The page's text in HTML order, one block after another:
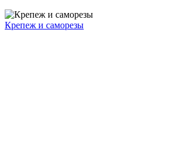
Крепеж и саморезы